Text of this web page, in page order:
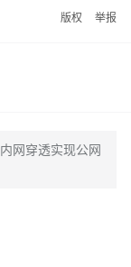
版权 举报
网穿透实现公网